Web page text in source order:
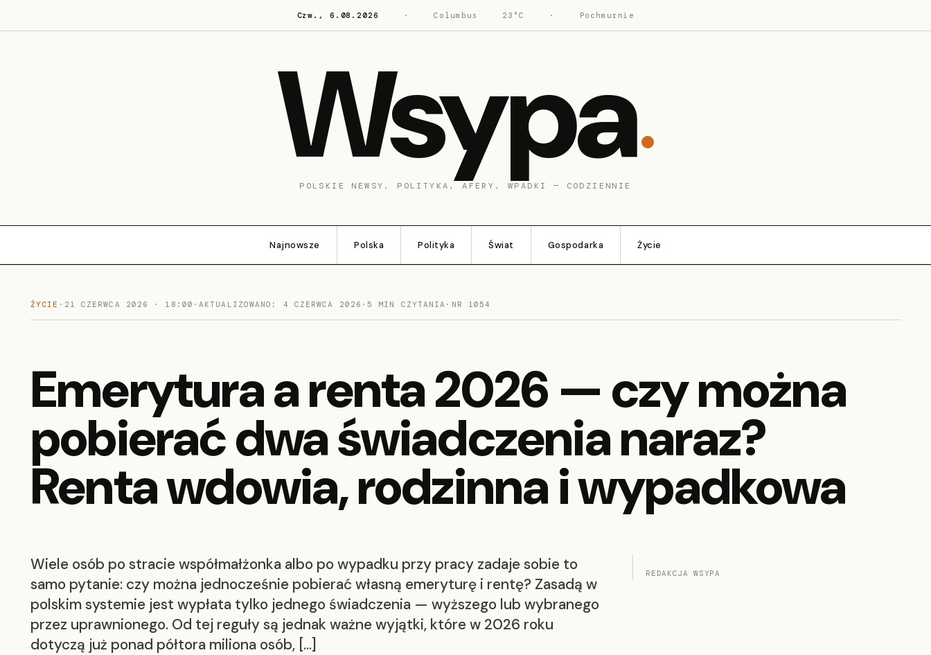
Czw., 6.08.2026 · Columbus 23°C · Pochmurnie
Wsypa
POLSKIE NEWSY, POLITYKA, AFERY, WPADKI — CODZIENNIE
Najnowsze Polska Polityka Świat Gospodarka Życie
ŻYCIE · 21 CZERWCA 2026 · 18:00 ·AKTUALIZOWANO: 4 CZERWCA 2026 ·5 MIN CZYTANIA · NR 1054
Emerytura a renta 2026 — czy można
pobierać dwa świadczenia naraz?
Renta wdowia, rodzinna i wypadkowa
Wiele osób po stracie współmałżonka albo po wypadku przy pracy zadaje sobie to
samo pytanie: czy można jednocześnie pobierać własną emeryturę i rentę? Zasadą w
polskim systemie jest wypłata tylko jednego świadczenia — wyższego lub wybranego
przez uprawnionego. Od tej reguły są jednak ważne wyjątki, które w 2026 roku
dotyczą już ponad półtora miliona osób, […]
REDAKCJA WSYPA